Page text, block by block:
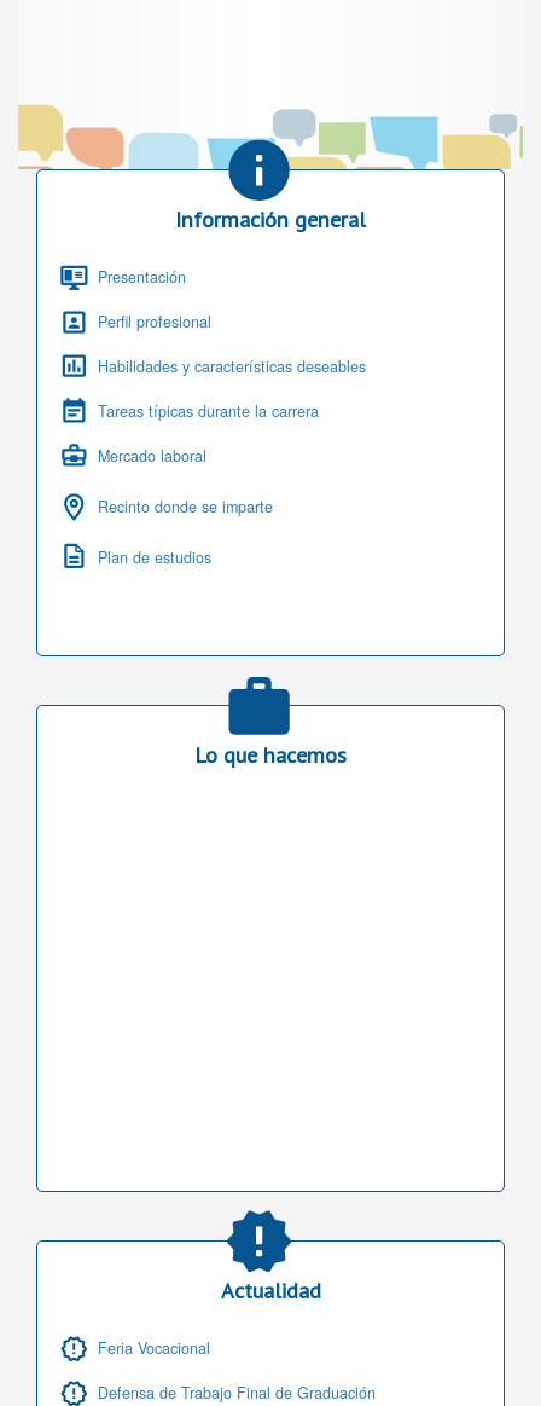
Información general
Presentación
Perfil profesional
Habilidades y características deseables
Tareas típicas durante la carrera
Mercado laboral
Recinto donde se imparte
Plan de estudios
Lo que hacemos
Actualidad
Feria Vocacional
Defensa de Trabajo Final de Graduación